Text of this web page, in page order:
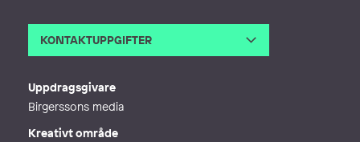
KONTAKTUPPGIFTER
Uppdragsgivare
Birgerssons media
Kreativt område